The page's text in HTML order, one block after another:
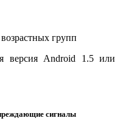
групп
версия Android 1.5 или
сигналы